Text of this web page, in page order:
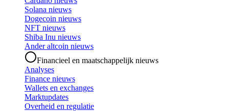
Solana nieuws
Dogecoin nieuws
NFT nieuws
Shiba Inu nieuws
Ander altcoin nieuws
Financieel en maatschappelijk nieuws
Analyses
Finance nieuws
Wallets en exchanges
Marktupdates
Overheid en regulatie